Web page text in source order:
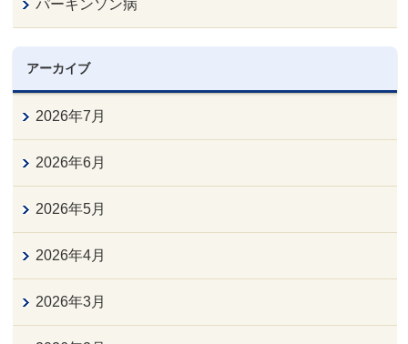
パーキンソン病
アーカイブ
2026年7月
2026年6月
2026年5月
2026年4月
2026年3月